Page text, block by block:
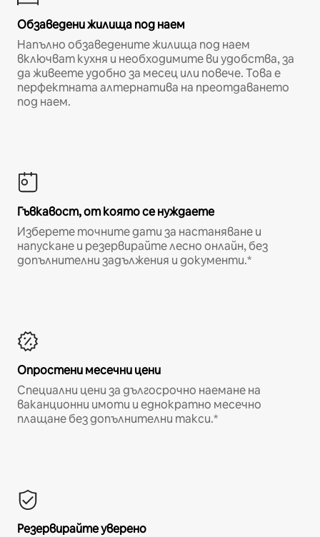
Обзаведени жилища под наем
Напълно обзаведените жилища под наем
включват кухня и необходимите ви удобства, за
да живеете удобно за месец или повече. Това е
перфектната алтернатива на преотдаването
под наем.
Гъвкавост, от която се нуждаете
Изберете точните дати за настаняване и
напускане и резервирайте лесно онлайн, без
допълнителни задължения и документи.*
Опростени месечни цени
Специални цени за дългосрочно наемане на
ваканционни имоти и еднократно месечно
плащане без допълнителни такси.*
Резервирайте уверено